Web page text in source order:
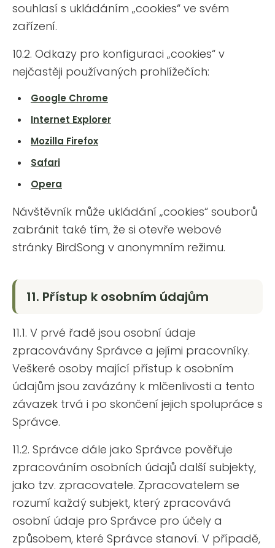
souhlasí s ukládáním „cookies“ ve svém
zařízení.
10.2. Odkazy pro konfiguraci „cookies“ v
nejčastěji používaných prohlížečích:
Google Chrome
Internet Explorer
Mozilla Firefox
Safari
Opera
Návštěvník může ukládání „cookies“ souborů
zabránit také tím, že si otevře webové
stránky BirdSong v anonymním režimu.
11. Přístup k osobním údajům
11.1. V prvé řadě jsou osobní údaje
zpracovávány Správce a jejími pracovníky.
Veškeré osoby mající přístup k osobním
údajům jsou zavázány k mlčenlivosti a tento
závazek trvá i po skončení jejich spolupráce s
Správce.
11.2. Správce dále jako Správce pověřuje
zpracováním osobních údajů další subjekty,
jako tzv. zpracovatele. Zpracovatelem se
rozumí každý subjekt, který zpracovává
osobní údaje pro Správce pro účely a
způsobem, které Správce stanoví. V případě,